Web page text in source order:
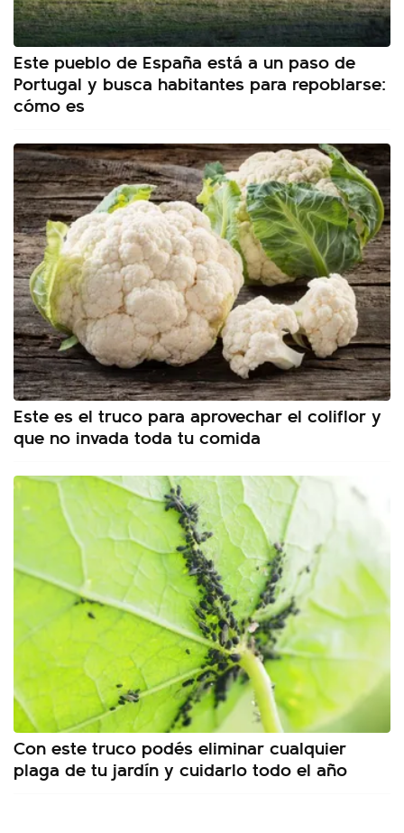
Este pueblo de España está a un paso de
Portugal y busca habitantes para repoblarse:
cómo es
Este es el truco para aprovechar el coliflor y
que no invada toda tu comida
Con este truco podés eliminar cualquier
plaga de tu jardín y cuidarlo todo el año